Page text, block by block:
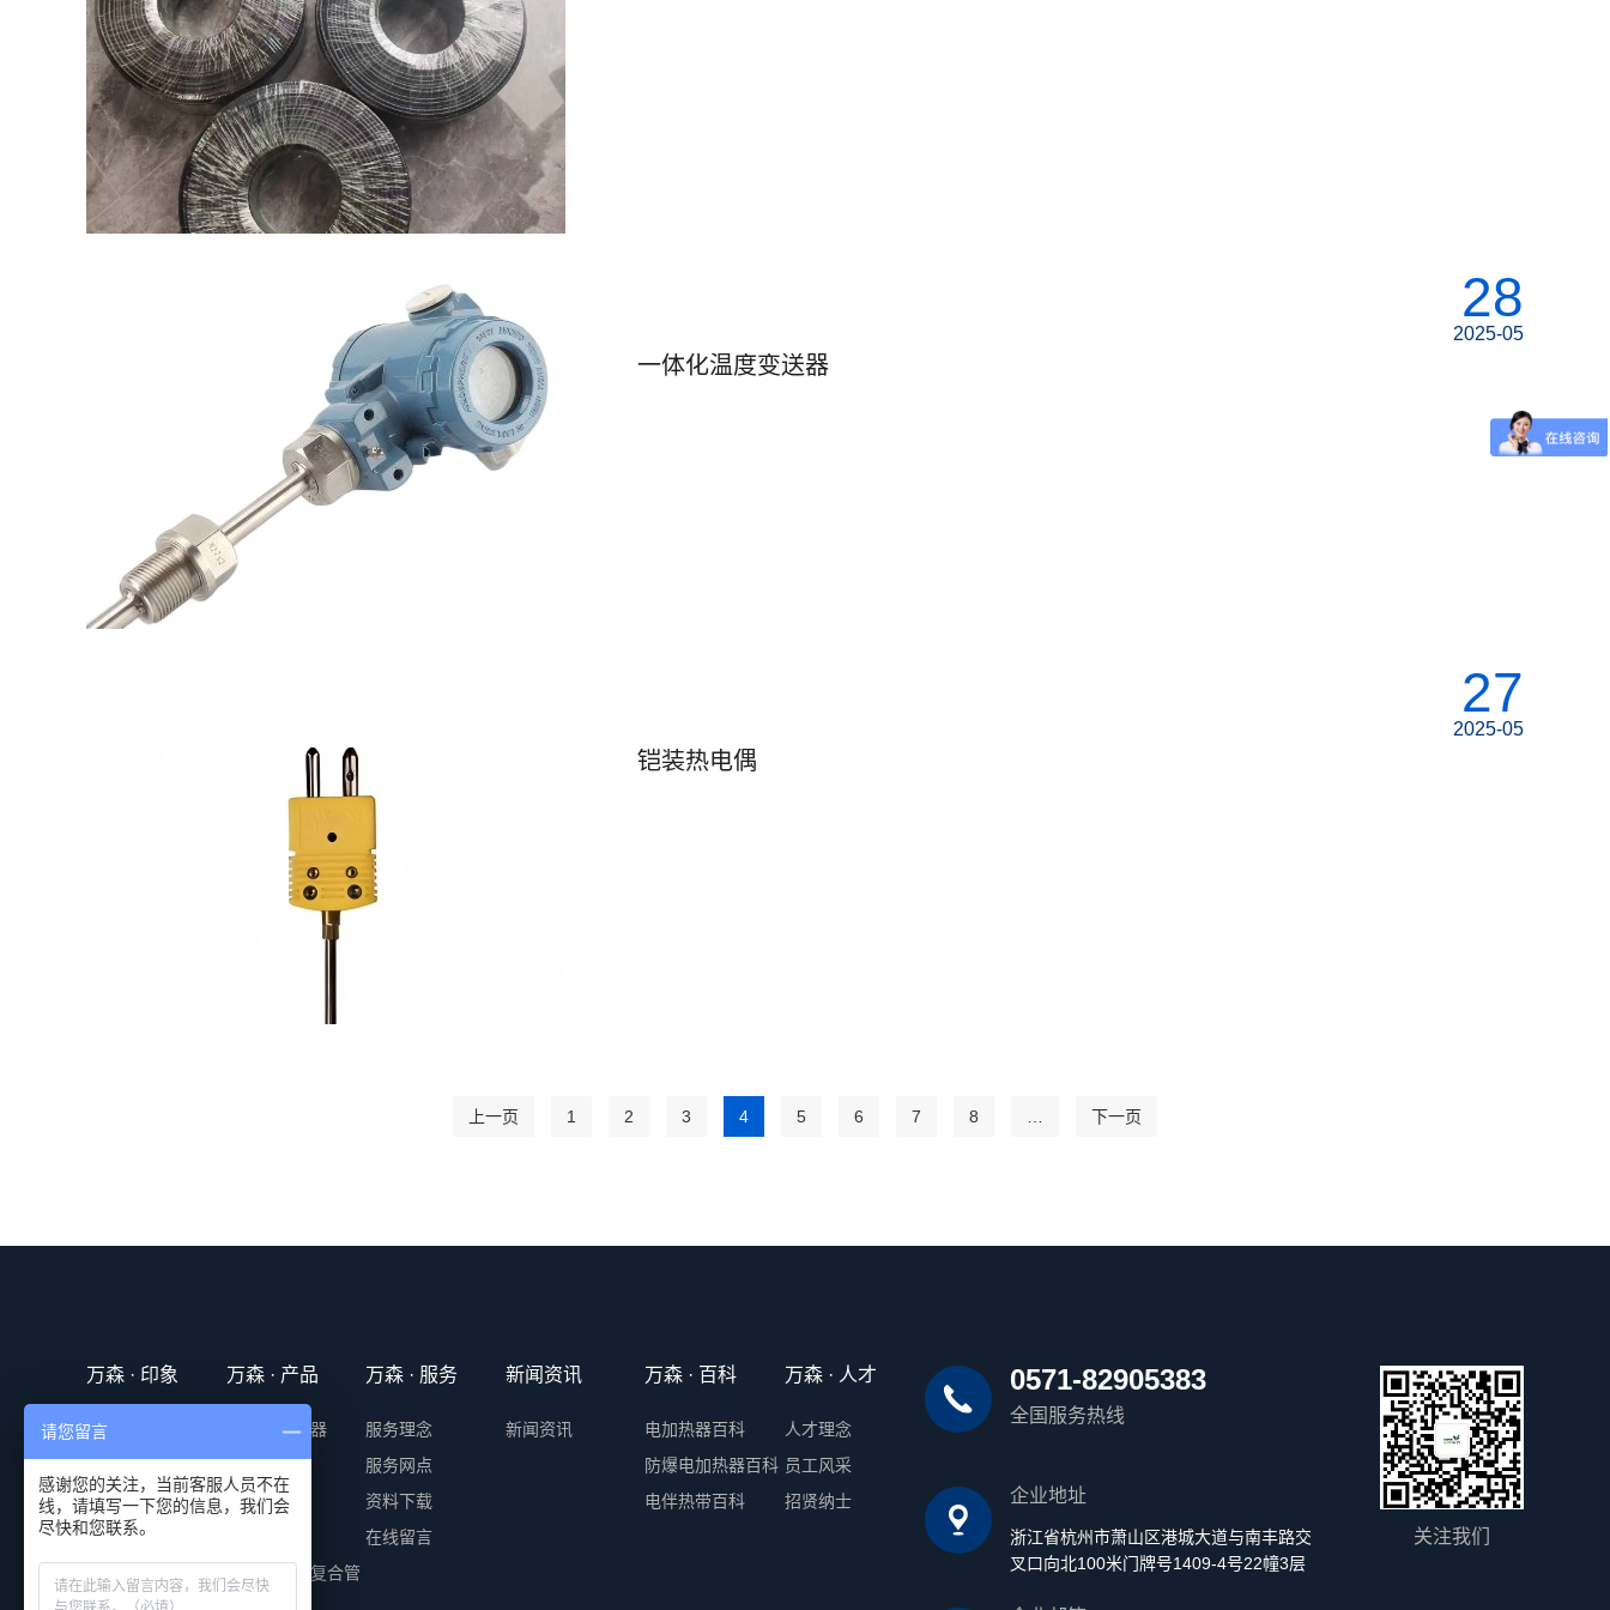
一体化温度变送器
28
2025-05
铠装热电偶
27
2025-05
上一页 1 2 3 4 5 6 7 8 … 下一页
万森 · 印象
公司简介
发展历程
技术实力
全球用户
荣誉资质
万森 · 产品
防爆电加热器
电加热器
伴热带
伴热带采样复合管
万森 · 服务
服务理念
服务网点
资料下载
在线留言
新闻资讯
新闻资讯
万森 · 百科
电加热器百科
防爆电加热器百科
电伴热带百科
万森 · 人才
人才理念
员工风采
招贤纳士
0571-82905383
全国服务热线
企业地址
浙江省杭州市萧山区港城大道与南丰路交
叉口向北100米门牌号1409-4号22幢3层
关注我们
请您留言
感谢您的关注，当前客服人员不在
线，请填写一下您的信息，我们会
尽快和您联系。